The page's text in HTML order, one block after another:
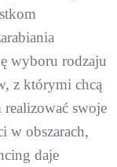
wyboru rodzaju
z którymi chcą
realizować swoje
w obszarach,
daje